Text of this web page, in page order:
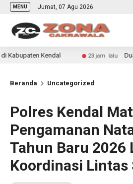
MENU Jumat, 07 Agu 2026
Kendal 23 jam lalu Dua Personel
Beranda Uncategorized
Polres Kendal
Pengamanan
Tahun Baru 2026
Koordinasi